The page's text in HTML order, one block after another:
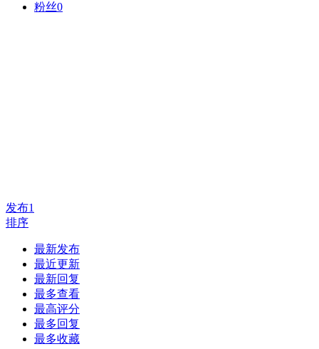
粉丝0
发布1
排序
最新发布
最近更新
最新回复
最多查看
最高评分
最多回复
最多收藏